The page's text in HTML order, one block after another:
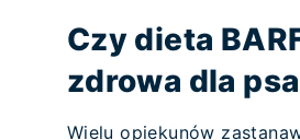
Czy dieta
zdrowa dla
Wielu opiekunów